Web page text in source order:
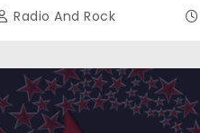
Radio And Rock